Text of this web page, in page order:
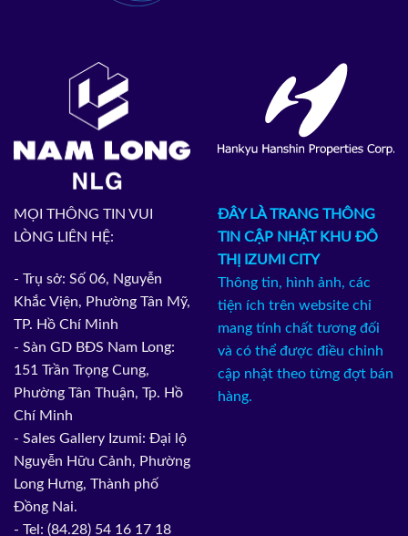
MỌI THÔNG TIN VUI
LÒNG LIÊN HỆ:
- Trụ sở: Số 06, Nguyễn
Khắc Viện, Phường Tân Mỹ,
TP. Hồ Chí Minh
- Sàn GD BĐS Nam Long:
151 Trần Trọng Cung,
Phường Tân Thuận, Tp. Hồ
Chí Minh
- Sales Gallery Izumi: Đại lộ
Nguyễn Hữu Cảnh, Phường
Long Hưng, Thành phố
Đồng Nai.
- Tel: (84.28) 54 16 17 18
ĐÂY LÀ TRANG THÔNG
TIN CẬP NHẬT KHU ĐÔ
THỊ IZUMI CITY
Thông tin, hình ảnh, các
tiện ích trên website chỉ
mang tính chất tương đối
và có thể được điều chỉnh
cập nhật theo từng đợt bán
hàng.